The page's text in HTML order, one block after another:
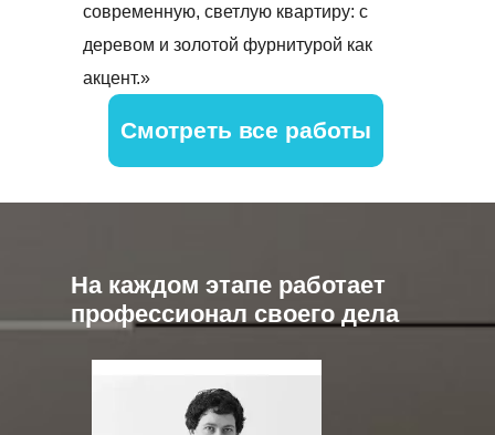
современную, светлую квартиру: с
деревом и золотой фурнитурой как
акцент.»
Смотреть все работы
На каждом этапе работает
профессионал своего дела